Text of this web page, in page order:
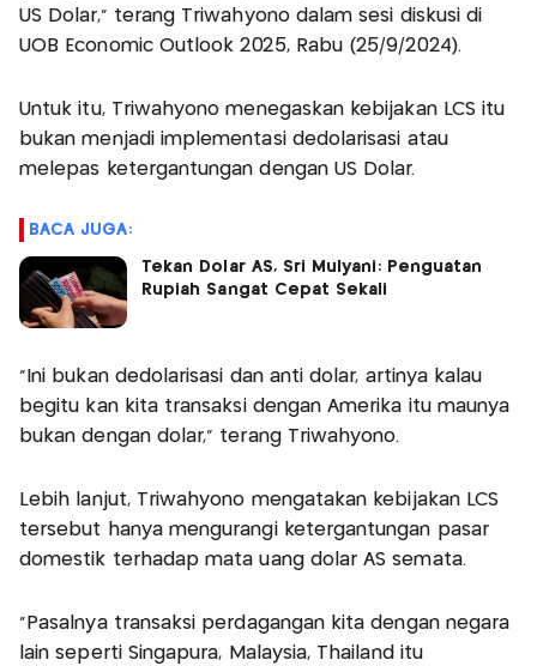
US Dolar," terang Triwahyono dalam sesi diskusi di
UOB Economic Outlook 2025, Rabu (25/9/2024).
Untuk itu, Triwahyono menegaskan kebijakan LCS itu
bukan menjadi implementasi dedolarisasi atau
melepas ketergantungan dengan US Dolar.
BACA JUGA:
Tekan Dolar AS, Sri Mulyani: Penguatan
Rupiah Sangat Cepat Sekali
"Ini bukan dedolarisasi dan anti dolar, artinya kalau
begitu kan kita transaksi dengan Amerika itu maunya
bukan dengan dolar," terang Triwahyono.
Lebih lanjut, Triwahyono mengatakan kebijakan LCS
tersebut hanya mengurangi ketergantungan pasar
domestik terhadap mata uang dolar AS semata.
"Pasalnya transaksi perdagangan kita dengan negara
lain seperti Singapura, Malaysia, Thailand itu